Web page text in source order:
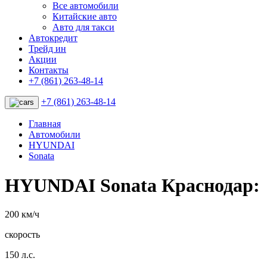
Все автомобили
Китайские авто
Авто для такси
Автокредит
Трейд ин
Акции
Контакты
+7 (861) 263-48-14
+7 (861) 263-48-14
Главная
Автомобили
HYUNDAI
Sonata
HYUNDAI Sonata Краснодар:
200 км/ч
скорость
150 л.с.